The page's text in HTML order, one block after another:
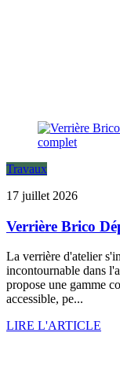
Travaux
17 juillet 2026
Verrière Brico
La verrière d'atelier
incontournable dans
propose une gamme
accessible, pe...
LIRE L'ARTICLE